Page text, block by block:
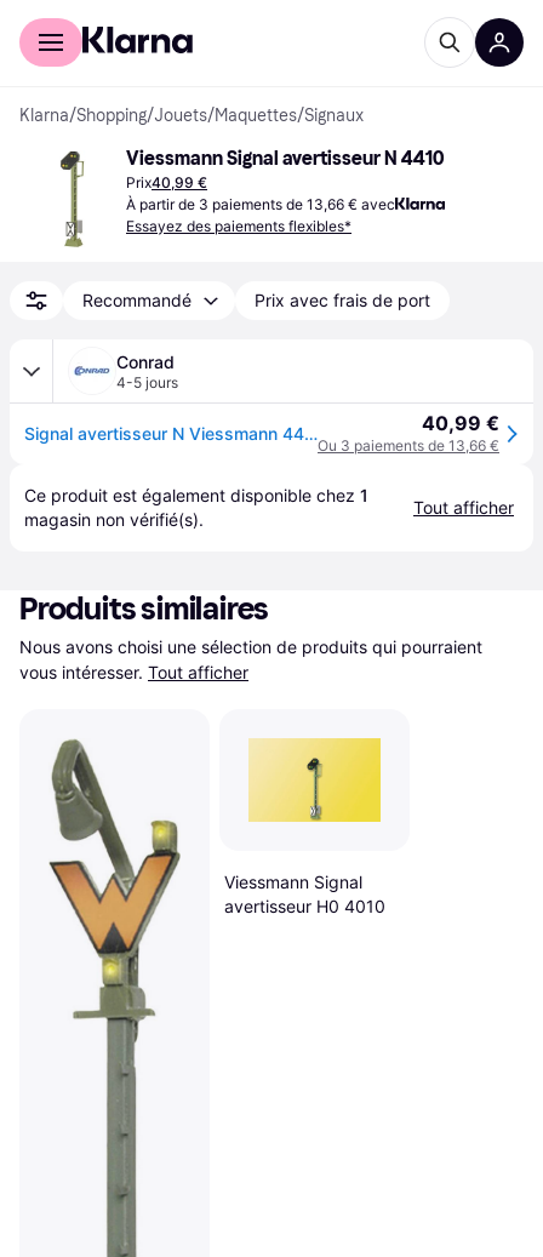
Acheter avec Klarna
Klarna/Shopping/Jouets/Maquettes/Signaux
Viessmann Signal avertisseur N 4410
Prix40,99 €
À partir de 3 paiements de 13,66 € avec
Essayez des paiements flexibles*
Recommandé Prix avec frais de port
Conrad
4-5 jours
Signal avertisseur N Viessmann 4410 40,99 €
Ou 3 paiements de 13,66 €
Ce produit est également disponible chez 1
magasin non vérifié(s).
Tout afficher
Produits similaires
Nous avons choisi une sélection de produits qui pourraient
vous intéresser. Tout afficher
Viessmann Signal
avertisseur H0 4010